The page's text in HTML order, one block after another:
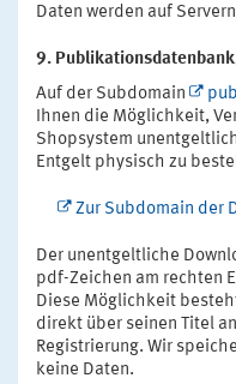
Daten werden auf
9.
Auf der Subdomain
Ihnen die Möglichkeit,
Shopsystem
Entgelt physisch zu
Zur Subdomain der
Der unentgeltliche
pdf-Zeichen am rechten
Diese Möglichkeit
direkt über seinen Titel
Registrierung. Wir
keine Daten.